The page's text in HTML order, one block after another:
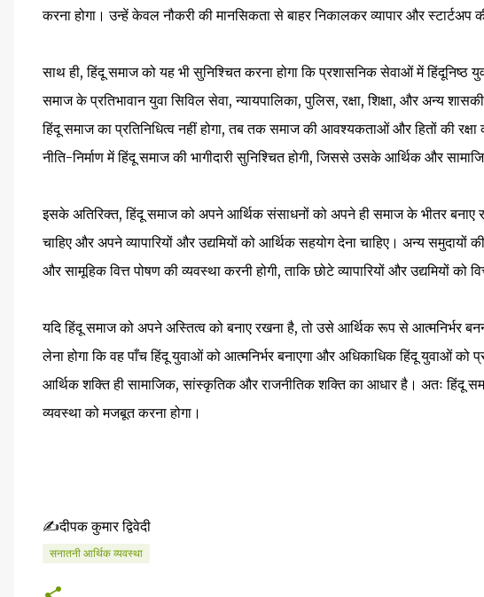
करना होगा। उन्हें केवल नौकरी की मानसिकता से बाहर निकालकर व्यापार और स्टार्टअप
साथ ही, हिंदू समाज को यह भी सुनिश्चित करना होगा कि प्रशासनिक सेवाओं में
समाज के प्रतिभावान युवा सिविल सेवा, न्यायपालिका, पुलिस, रक्षा, शिक्षा, और अन्य
हिंदू समाज का प्रतिनिधित्व नहीं होगा, तब तक समाज की आवश्यकताओं और हितों की
नीति-निर्माण में हिंदू समाज की भागीदारी सुनिश्चित होगी, जिससे उसके आर्थिक और
इसके अतिरिक्त, हिंदू समाज को अपने आर्थिक संसाधनों को अपने ही समाज के भीतर बनाए
चाहिए और अपने व्यापारियों और उद्यमियों को आर्थिक सहयोग देना चाहिए। अन्य समुदायों
और सामूहिक वित्त पोषण की व्यवस्था करनी होगी, ताकि छोटे व्यापारियों और उद्यमियों को
यदि हिंदू समाज को अपने अस्तित्व को बनाए रखना है, तो उसे आर्थिक रूप से आत्मनिर्भर
लेना होगा कि वह पाँच हिंदू युवाओं को आत्मनिर्भर बनाएगा और अधिकाधिक हिंदू युवाओं
आर्थिक शक्ति ही सामाजिक, सांस्कृतिक और राजनीतिक शक्ति का आधार है। अतः हिंदू
व्यवस्था को मजबूत करना होगा।
✍️दीपक कुमार द्विवेदी
सनातनी आर्थिक व्यवस्था